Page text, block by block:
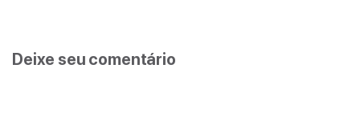
Deixe seu comentário